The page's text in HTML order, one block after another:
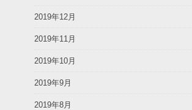
2019年12月
2019年11月
2019年10月
2019年9月
2019年8月